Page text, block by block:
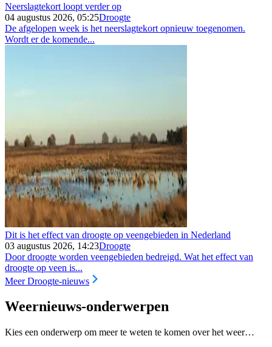
Neerslagtekort loopt verder op
04 augustus 2026, 05:25Droogte
De afgelopen week is het neerslagtekort opnieuw toegenomen.
Wordt er de komende...
Dit is het effect van droogte op veengebieden in Nederland
03 augustus 2026, 14:23Droogte
Door droogte worden veengebieden bedreigd. Wat het effect van
droogte op veen is...
Meer Droogte-nieuws
Weernieuws-onderwerpen
Kies een onderwerp om meer te weten te komen over het weer…